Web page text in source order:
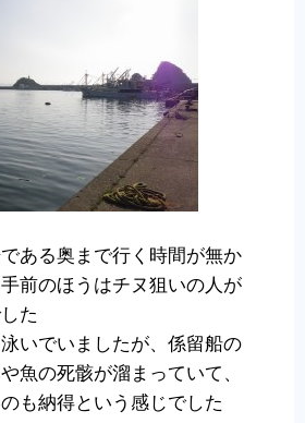
ある奥まで行く時間が無か
前のほうはチヌ狙いの人が
た
いでいましたが、係留船の
魚の死骸が溜まっていて、
も納得という感じでした